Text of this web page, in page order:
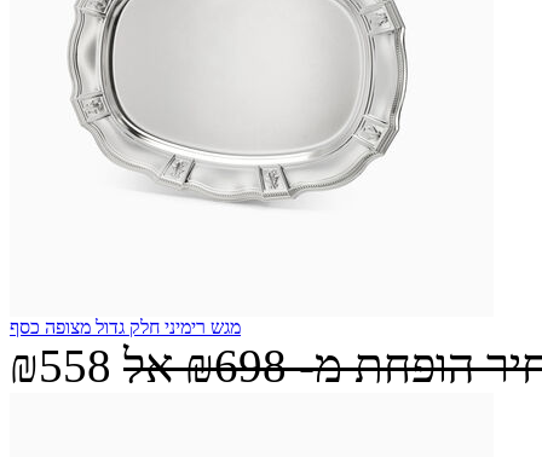
מגש רימיני חלק גדול מצופה כסף
₪558 הופחת מ-₪698 אל